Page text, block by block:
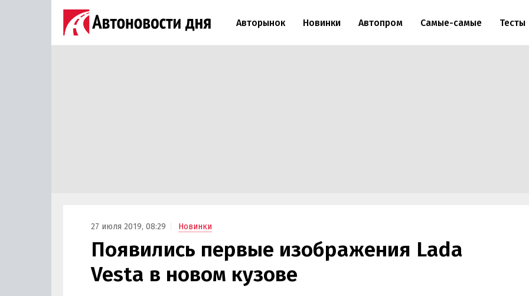
Авторынок Новинки Автопром Самые-самые Тесты
27 июля 2019, 08:29 Новинки
Появились первые изображения Lada
Vesta в новом кузове